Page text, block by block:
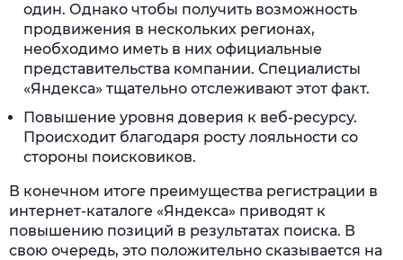
один. Однако чтобы получить возможность
продвижения в нескольких регионах,
необходимо иметь в них официальные
представительства компании. Специалисты
«Яндекса» тщательно отслеживают этот факт.
Повышение уровня доверия к веб-ресурсу.
Происходит благодаря росту лояльности со
стороны поисковиков.
В конечном итоге преимущества регистрации в
интернет-каталоге «Яндекса» приводят к
повышению позиций в результатах поиска. В
свою очередь, это положительно сказывается на